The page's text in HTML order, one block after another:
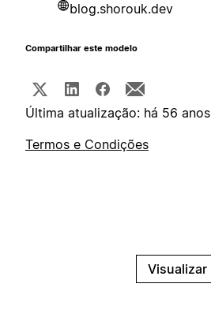
blog.shorouk.dev
Compartilhar este modelo
Última atualização: há 56 anos
Termos e Condições
Visualizar